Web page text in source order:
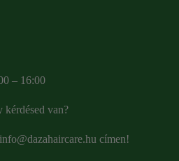
– 16:00
kérdésed van?
info@dazahaircare.hu címen!